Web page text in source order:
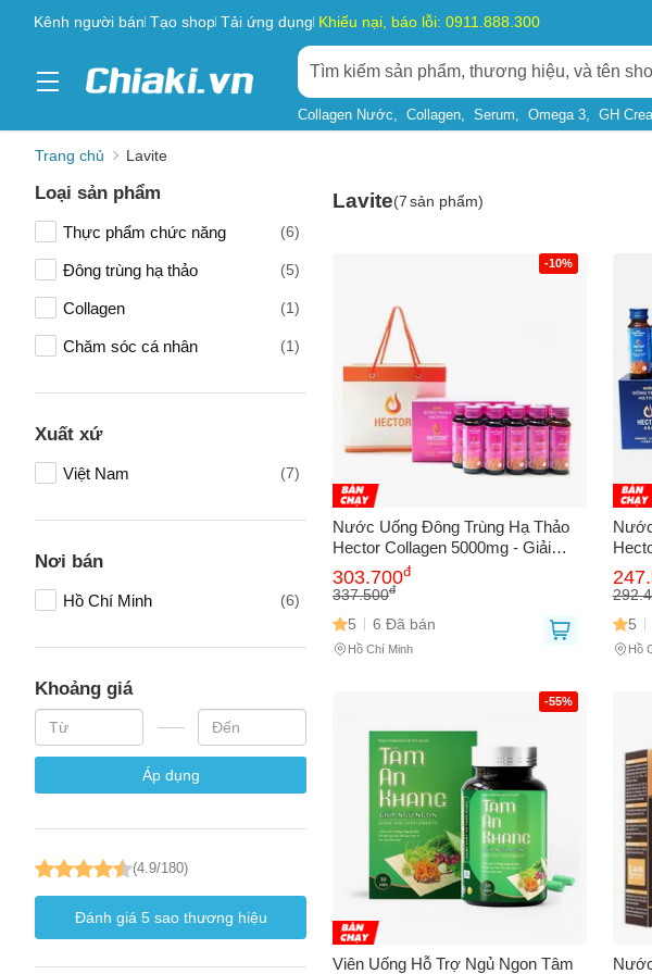
Kênh người bán Tạo shop Tải ứng dụng Khiếu nại, báo lỗi: 0911.888.300
Collagen Nước Collagen Serum Omega 3 GH
Trang chủ Lavite
Loại sản phẩm
Thực phẩm chức năng (6)
Đông trùng hạ thảo (5)
Collagen (1)
Chăm sóc cá nhân (1)
Xuất xứ
Việt Nam (7)
Nơi bán
Hồ Chí Minh (6)
Khoảng giá
Áp dụng
(4.9/180)
Đánh giá 5sao thương hiệu
Lavite(7 sản phẩm)
-10%
Nước Uống Đông Trùng Hạ Thảo
Hector Collagen 5000mg - Giải
Pháp Tăng Cường Collagen, Làm
Đẹp Da và Tóc Tự Nhiên, Hỗ Trợ
303.700đ
337.500đ
5 6 Đã bán
Hồ Chí Minh
5
Hồ
-55%
Viên Uống Hỗ Trợ Ngủ Ngon Tâm
Bạn gặp vấn
Hãy báo lỗi cho chúng
Tên của bạn(*)
Vấn đề bạn gặp phải
Mô tả (*)